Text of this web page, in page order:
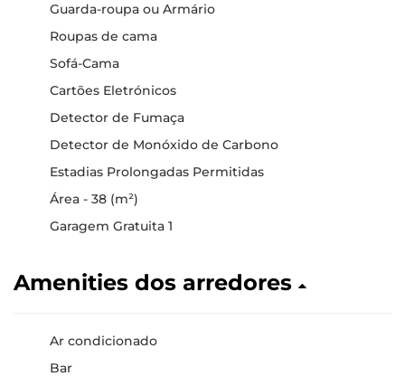
Guarda-roupa ou Armário
Roupas de cama
Sofá-Cama
Cartões Eletrónicos
Detector de Fumaça
Detector de Monóxido de Carbono
Estadias Prolongadas Permitidas
Área - 38 (m²)
Garagem Gratuita 1
Amenities dos arredores
Ar condicionado
Bar